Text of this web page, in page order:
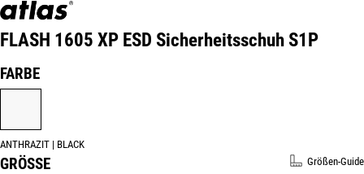
FLASH 1605 XP ESD Sicherheitsschuh S1P
FARBEAUSWÄHLEN
ANTHRAZIT | BLACK
GRÖSSE
AUSWÄHLEN Größen-Guide
Produktnummer: